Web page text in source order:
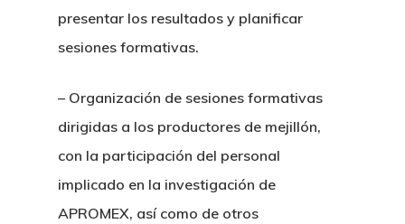
presentar los resultados y planificar
sesiones formativas.
– Organización de sesiones formativas
dirigidas a los productores de mejillón,
con la participación del personal
implicado en la investigación de
APROMEX, así como de otros